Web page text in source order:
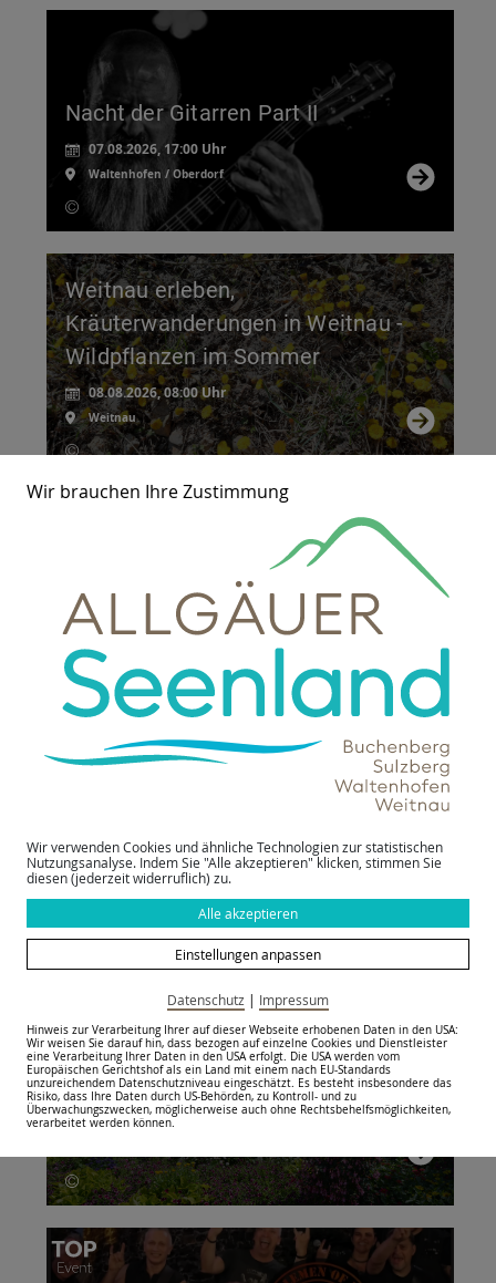
Nacht der Gitarren Part II
07.08.2026, 17:00 Uhr
Waltenhofen / Oberdorf
Weitnau erleben,
Kräuterwanderungen in Weitnau -
Wildpflanzen im Sommer
08.08.2026, 08:00 Uhr
Weitnau
Schautage VitalCamp
08.08.2026, 08:00 Uhr + weitere Termine
Weitnau / Kleinweiler-Hofen
"Offenes Wohnzimmer"
08.08.2026, 09:00 Uhr + weitere Termine
Waltenhofen / Oberdorf
Besichtigung des Kreislehrgartens
Sulzberg-Ried
08.08.2026, 11:00 Uhr + weitere Termine
Wir brauchen Ihre Zustimmung
Wir verwenden Cookies und ähnliche Technologien zur statistischen
Nutzungsanalyse. Indem Sie "Alle akzeptieren" klicken, stimmen Sie
diesen (jederzeit widerruflich) zu.
Alle akzeptieren
Einstellungen anpassen
Datenschutz | Impressum
Hinweis zur Verarbeitung Ihrer auf dieser Webseite erhobenen Daten in den USA:
Wir weisen Sie darauf hin, dass bezogen auf einzelne Cookies und Dienstleister
eine Verarbeitung Ihrer Daten in den USA erfolgt. Die USA werden vom
Europäischen Gerichtshof als ein Land mit einem nach EU-Standards
unzureichendem Datenschutzniveau eingeschätzt. Es besteht insbesondere das
Risiko, dass Ihre Daten durch US-Behörden, zu Kontroll- und zu
Überwachungszwecken, möglicherweise auch ohne Rechtsbehelfsmöglichkeiten,
verarbeitet werden können.